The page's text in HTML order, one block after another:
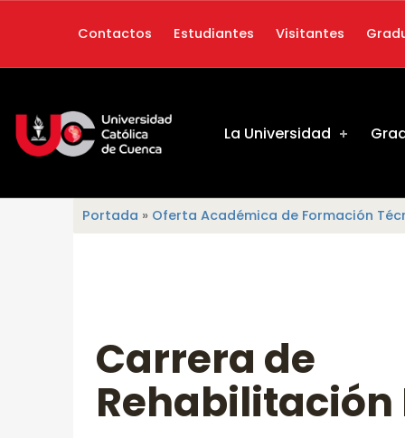
Rehabilitación Física - Universidad Católica de Cuenca
La Universidad
Contactos Estudiantes Visitantes
Portada » Oferta Académica de Formación
Carrera de
Rehabilitación